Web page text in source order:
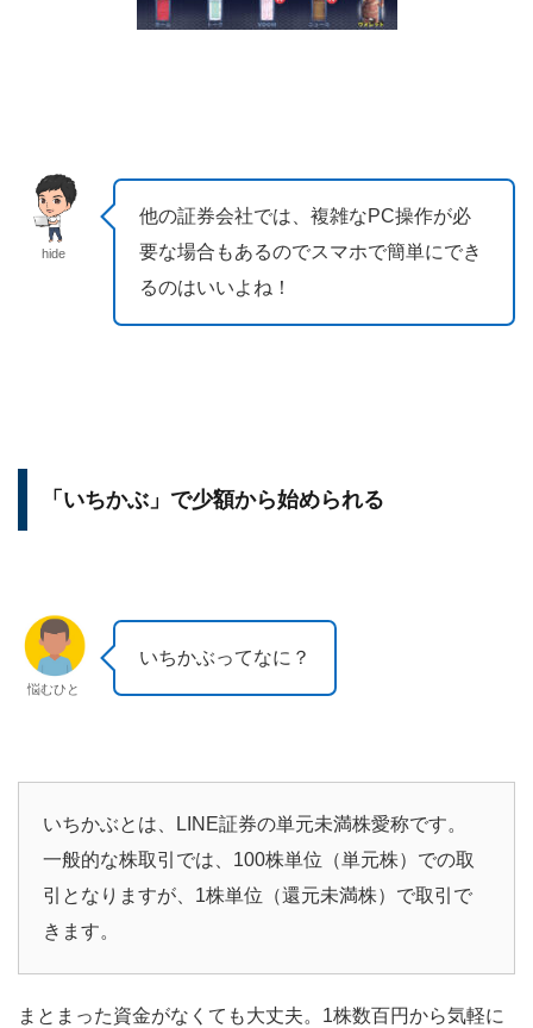
hide
他の証券会社では、複雑なPC操作が必
要な場合もあるのでスマホで簡単にでき
るのはいいよね！
「いちかぶ」で少額から始められる
悩むひと
いちかぶってなに？
いちかぶとは、LINE証券の単元未満株愛称です。
一般的な株取引では、100株単位（単元株）での取
引となりますが、1株単位（還元未満株）で取引で
きます。
まとまった資金がなくても大丈夫。1株数百円から気軽に